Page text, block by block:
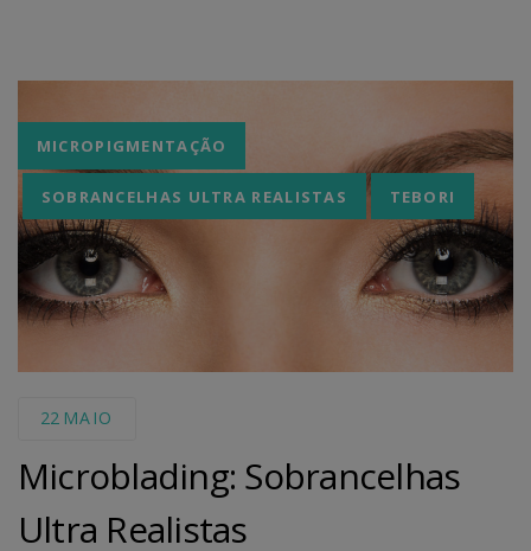
Tags
MICROPIGMENTAÇÃO
SOBRANCELHAS ULTRA REALISTAS TEBORI
22 MAIO
Microblading: Sobrancelhas
Ultra Realistas